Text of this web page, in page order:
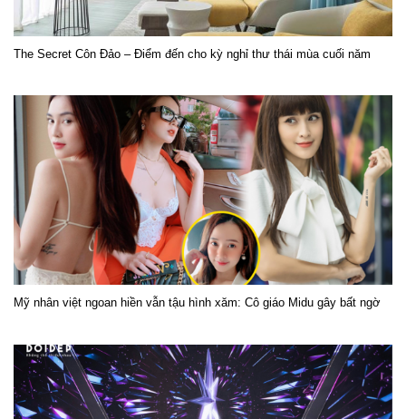
The Secret Côn Đảo – Điểm đến cho kỳ nghỉ thư thái mùa cuối năm
Mỹ nhân việt ngoan hiền vẫn tậu hình xăm: Cô giáo Midu gây bất ngờ